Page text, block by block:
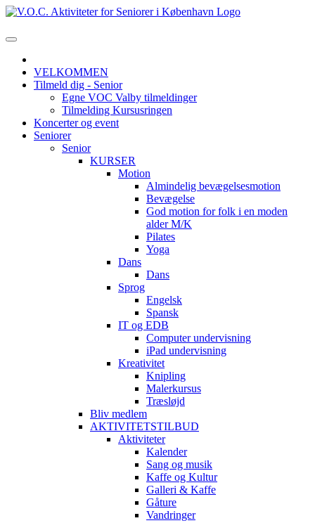
VELKOMMEN
Tilmeld dig - Senior
Egne VOC Valby tilmeldinger
Tilmelding Kursusringen
Koncerter og event
Seniorer
Senior
KURSER
Motion
Almindelig bevægelsesmotion
Bevægelse
God motion for folk i en moden
alder M/K
Pilates
Yoga
Dans
Dans
Sprog
Engelsk
Spansk
IT og EDB
Computer undervisning
iPad undervisning
Kreativitet
Knipling
Malerkursus
Træsløjd
Bliv medlem
AKTIVITETSTILBUD
Aktiviteter
Kalender
Sang og musik
Kaffe og Kultur
Galleri & Kaffe
Gåture
Vandringer